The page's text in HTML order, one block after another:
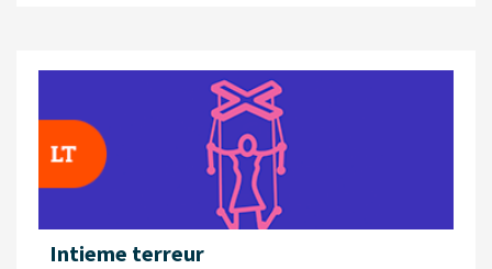
Intieme terreur